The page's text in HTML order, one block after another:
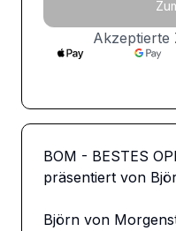
Akzeptierte
BOM - BESTES
präsentiert von
Björn von